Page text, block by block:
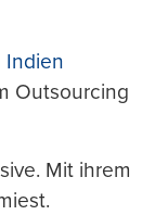
Indien
Outsourcing
Mit ihrem